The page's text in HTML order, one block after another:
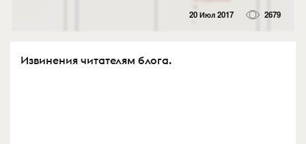
20 Июл 2017 2679
Извинения читателям блога.